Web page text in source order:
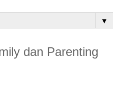
▼
dan Parenting